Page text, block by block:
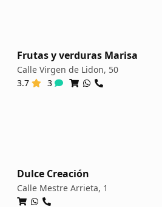
Frutas y verduras Marisa
Calle Virgen de Lidon, 50
3.7
3
Dulce Creación
Calle Mestre Arrieta, 1